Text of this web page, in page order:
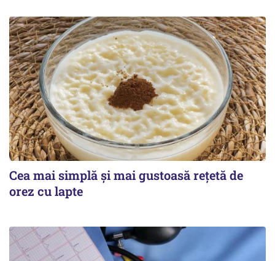
Cea mai simplă și mai gustoasă rețetă de
orez cu lapte